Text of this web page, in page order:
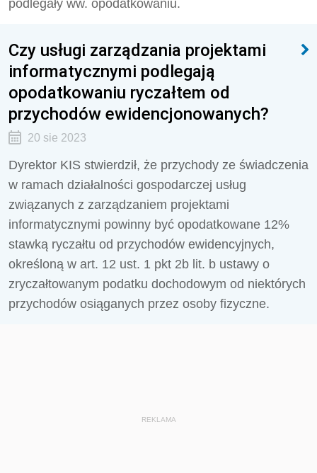
podlegały ww. opodatkowaniu.
Czy usługi zarządzania projektami
informatycznymi podlegają
opodatkowaniu ryczałtem od
przychodów ewidencjonowanych?
20 sie 2023
Dyrektor KIS stwierdził, że przychody ze świadczenia
w ramach działalności gospodarczej usług
związanych z zarządzaniem projektami
informatycznymi powinny być opodatkowane 12%
stawką ryczałtu od przychodów ewidencyjnych,
określoną w art. 12 ust. 1 pkt 2b lit. b ustawy o
zryczałtowanym podatku dochodowym od niektórych
przychodów osiąganych przez osoby fizyczne.
REKLAMA